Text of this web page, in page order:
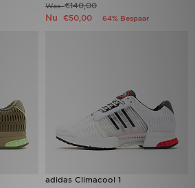
Was€140,00
Nu €50,00 64% Bespaar
adidas Climacool 1